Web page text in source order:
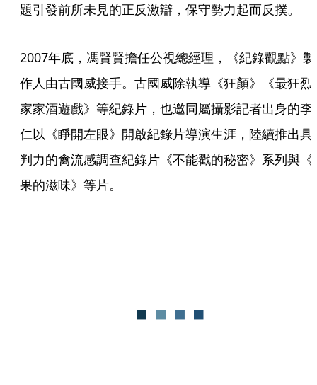
題引發前所未見的正反激辯，保守勢力起而反撲。
2007年底，馮賢賢擔任公視總經理，《紀錄觀點》製
作人由古國威接手。古國威除執導《狂顏》《最狂烈
家家酒遊戲》等紀錄片，也邀同屬攝影記者出身的李
仁以《睜開左眼》開啟紀錄片導演生涯，陸續推出具
判力的禽流感調查紀錄片《不能戳的秘密》系列與《
果的滋味》等片。